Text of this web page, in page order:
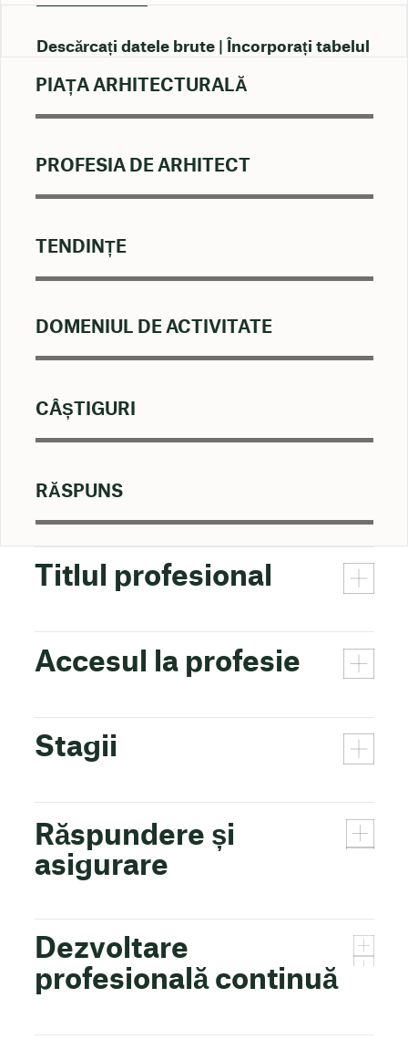
Descărcați datele brute Încorporați tabelul
PIAȚA ARHITECTURALĂ
PROFESIA DE ARHITECT
TENDINȚE
DOMENIUL DE ACTIVITATE
CÂȘTIGURI
RĂSPUNS
Titlul profesional
Accesul la profesie
Stagii
Răspundere și
asigurare
Dezvoltare
profesională continuă